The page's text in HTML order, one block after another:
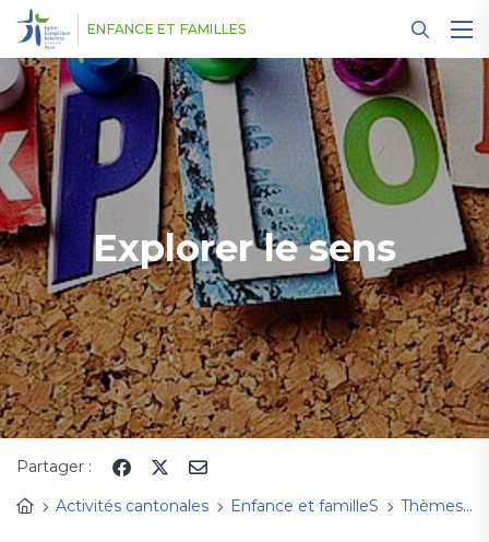
ENFANCE ET FAMILLES
Explorer le sens
Partager :
Activités cantonales
Enfance et familleS Thèmes, fêtes à découvrir
Panneau de gestion des cookies